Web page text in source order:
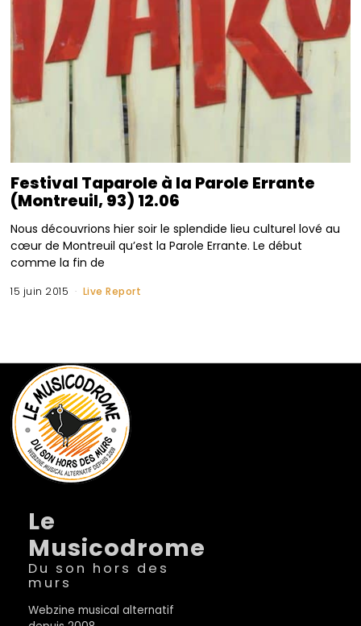
Festival Taparole à la Parole Errante
(Montreuil, 93) 12.06
Nous découvrions hier soir le splendide lieu culturel lové au
cœur de Montreuil qu’est la Parole Errante. Le début
comme la fin de
15 juin 2015 Live Report
Le
Musicodrome
Du son hors des
murs
Webzine musical alternatif